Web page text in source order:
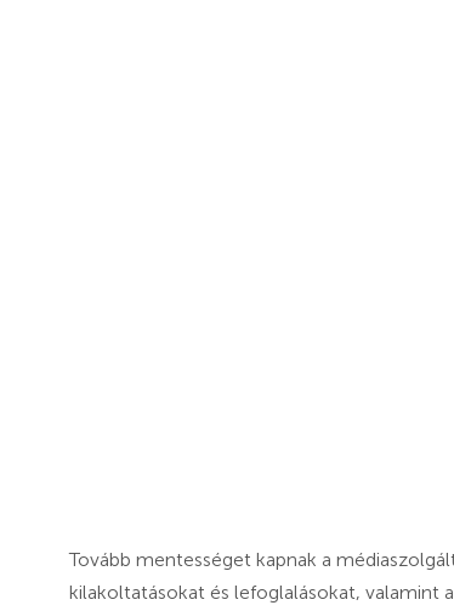
Tovább mentességet kapnak a
kilakoltatásokat és lefoglalásokat, valamint